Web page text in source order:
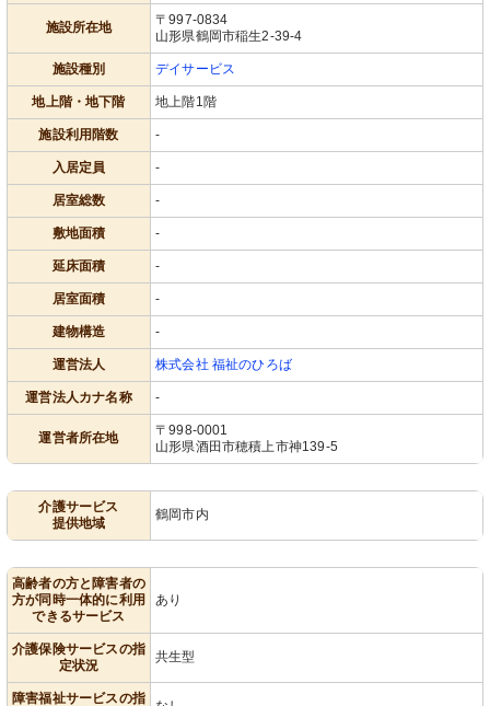
施設所在地
〒997-0834
山形県鶴岡市稲生2-39-4
施設種別 デイサービス
地上階・地下階 地上階1階
施設利用階数 -
入居定員 -
居室総数 -
敷地面積 -
延床面積 -
居室面積 -
建物構造 -
運営法人 株式会社 福祉のひろば
運営法人カナ名称 -
運営者所在地
〒998-0001
山形県酒田市穂積上市神139-5
介護サービス
提供地域
鶴岡市内
高齢者の方と障害者の
方が同時一体的に利用
できるサービス
あり
介護保険サービスの指
定状況
共生型
障害福祉サービスの指